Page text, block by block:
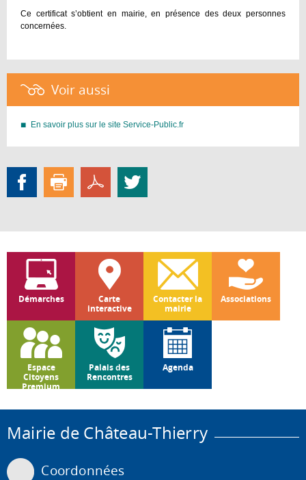
Ce certificat s’obtient en mairie, en présence des deux personnes
concernées.
Voir aussi :
En savoir plus sur le site Service-Public.fr
Démarches
Carte
interactive
Contacter la
mairie
Associations
Espace
Citoyens
Premium
Palais des
Rencontres
Agenda
Mairie de Château-Thierry
Coordonnées